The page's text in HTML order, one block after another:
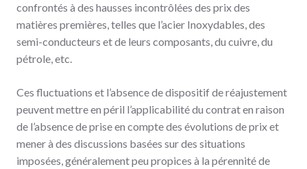
confrontés à des hausses incontrôlées des prix des
matières premières, telles que l’acier Inoxydables, des
semi-conducteurs et de leurs composants, du cuivre, du
pétrole, etc.
Ces fluctuations et l’absence de dispositif de réajustement
peuvent mettre en péril l’applicabilité du contrat en raison
de l’absence de prise en compte des évolutions de prix et
mener à des discussions basées sur des situations
imposées, généralement peu propices à la pérennité de